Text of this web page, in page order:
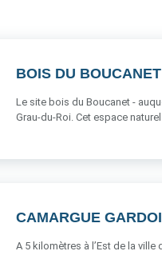
BOIS DU BOUCANET
Le site bois du Boucanet -
Grau-du-Roi. Cet espace
CAMARGUE
A 5 kilomètres à l’Est de la